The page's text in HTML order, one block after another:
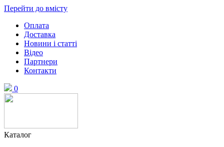
Перейти до вмісту
Оплата
Доставка
Новини і статті
Відео
Партнери
Контакти
0
Каталог